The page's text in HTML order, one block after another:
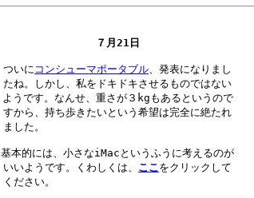
７月21日
ついに コンシューマポータブル、発表になりまし
たね。しかし、私をドキドキさせるものではない
ようです。なんせ、重さが３kgもあるというので
すから、持ち歩きたいという希望は完全に絶たれ
ました。
基本的には、小さなiMacというふうに考えるのが
いいようです。くわしくは、 ここ をクリックして
ください。